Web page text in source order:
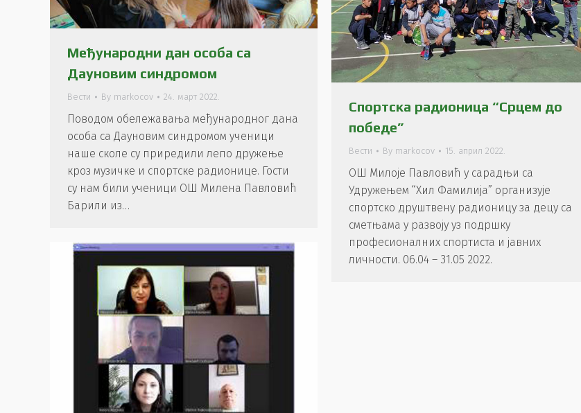
Спортска радионица “Срцем до
победе”
Вести By markocov 15. април 2022.
ОШ Милоје Павловић у сарадњи са
Удружењем “Хил Фамилија” организује
спортско друштвену радионицу за децу са
сметњама у развоју уз подршку
професионалних спортиста и јавних
личности. 06.04 – 31.05 2022.
Међународни дан особа са
Дауновим синдромом
Вести By markocov 24. март 2022.
Поводом обележавања међународног дана
особа са Дауновим синдромом ученици
наше сколе су приредили лепо дружење
кроз музичке и спортске радионице. Гости
су нам били ученици ОШ Милена Павловић
Барили из…